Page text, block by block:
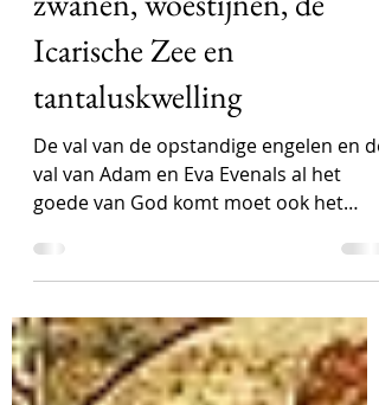
barnsteen, populieren,
zwanen, woestijnen, de
Icarische Zee en
tantaluskwelling
De val van de opstandige engelen en de
val van Adam en Eva Evenals al het